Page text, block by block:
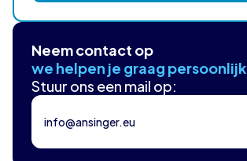
Neem contact op
we helpen je graag persoonlijk
Stuur ons een mail op:
info@ansinger.eu